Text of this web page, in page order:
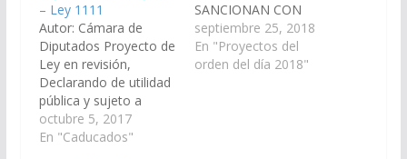
– Ley 1111
Autor: Cámara de
Diputados Proyecto de
Ley en revisión,
Declarando de utilidad
pública y sujeto a
expropiación los
inmuebles
octubre 5, 2017
En "Caducados"
SANCIONAN CON
FUERZA DE L E Y
Artículo 1°.-
Declárase de utilidad
septiembre 25, 2018
En "Proyectos del
orden del día 2018"